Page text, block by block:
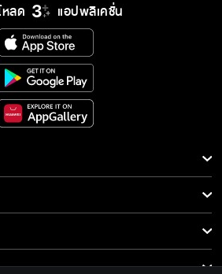
ลด แอปพลิเคชั่น